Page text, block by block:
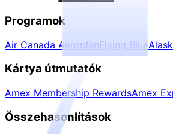
Programok
Air Canada AeroplanFlying Blue
Kártya útmutatók
Amex Membership RewardsAmex
Összehasonlítások